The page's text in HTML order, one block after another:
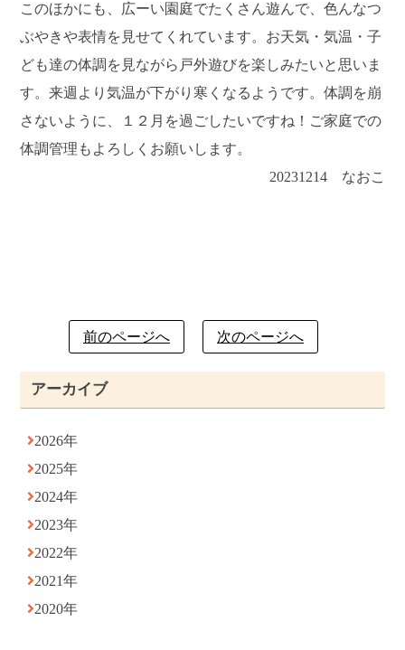
アーカイブ
2026年
2025年
2024年
2023年
2022年
2021年
2020年
このほかにも、広ーい園庭でたくさん遊んで、色んなつ
ぶやきや表情を見せてくれています。お天気・気温・子
ども達の体調を見ながら戸外遊びを楽しみたいと思いま
す。来週より気温が下がり寒くなるようです。体調を崩
さないように、１２月を過ごしたいですね！ご家庭での
体調管理もよろしくお願いします。
20231214 なおこ
前のページへ 次のページへ